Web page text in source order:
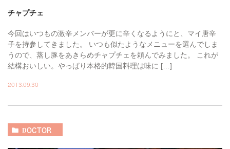
チャプチェ
今回はいつもの激辛メンバーが更に辛くなるようにと、マイ唐辛
子を持参してきました。 いつも似たようなメニューを選んでしま
うので、蒸し豚をあきらめチャプチェを頼んでみました。 これが
結構おいしい。やっぱり本格的韓国料理は味に […]
2013.09.30
DOCTOR